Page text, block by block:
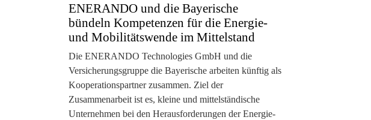
ENERANDO und die Bayerische
bündeln Kompetenzen für die Energie-
und Mobilitätswende im Mittelstand
Die ENERANDO Technologies GmbH und die
Versicherungsgruppe die Bayerische arbeiten künftig als
Kooperationspartner zusammen. Ziel der
Zusammenarbeit ist es, kleine und mittelständische
Unternehmen bei den Herausforderungen der Energie-